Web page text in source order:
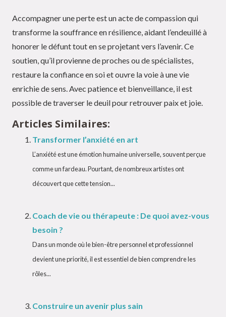
Accompagner une perte est un acte de compassion qui
transforme la souffrance en résilience, aidant l’endeuillé à
honorer le défunt tout en se projetant vers l’avenir. Ce
soutien, qu’il provienne de proches ou de spécialistes,
restaure la confiance en soi et ouvre la voie à une vie
enrichie de sens. Avec patience et bienveillance, il est
possible de traverser le deuil pour retrouver paix et joie.
Articles Similaires:
Transformer l’anxiété en art
L’anxiété est une émotion humaine universelle, souvent perçue
comme un fardeau. Pourtant, de nombreux artistes ont
découvert que cette tension...
Coach de vie ou thérapeute : De quoi avez-vous
besoin ?
Dans un monde où le bien-être personnel et professionnel
devient une priorité, il est essentiel de bien comprendre les
rôles...
Construire un avenir plus sain